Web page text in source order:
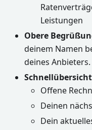
Leistungen
Obere
deinem Namen
deines Anbieters.
Schnellübersicht
Offene
Deinen
Dein